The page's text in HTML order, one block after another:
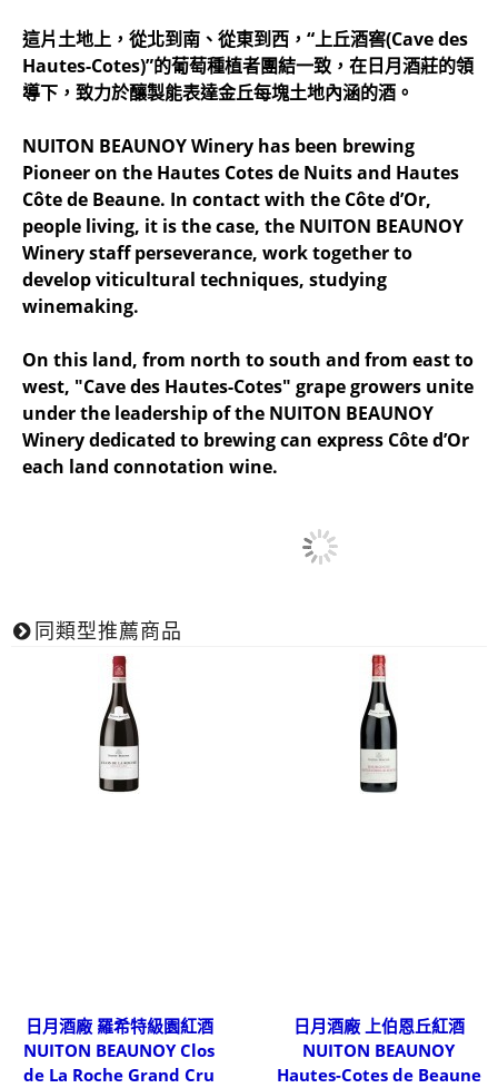
這片土地上，從北到南、從東到西，“上丘酒窖(Cave des
Hautes-Cotes)”的葡萄種植者團結一致，在日月酒莊的領
導下，致力於釀製能表達金丘每塊土地內涵的酒。
NUITON BEAUNOY Winery has been brewing
Pioneer on the Hautes Cotes de Nuits and Hautes
Côte de Beaune. In contact with the Côte d’Or,
people living, it is the case, the NUITON BEAUNOY
Winery staff perseverance, work together to
develop viticultural techniques, studying
winemaking.
On this land, from north to south and from east to
west, "Cave des Hautes-Cotes" grape growers unite
under the leadership of the NUITON BEAUNOY
Winery dedicated to brewing can express Côte d’Or
each land connotation wine.
同類型推薦商品
日月酒廠 羅希特級園紅酒
NUITON BEAUNOY Clos
de La Roche Grand Cru
日月酒廠 上伯恩丘紅酒
NUITON BEAUNOY
Hautes-Cotes de Beaune